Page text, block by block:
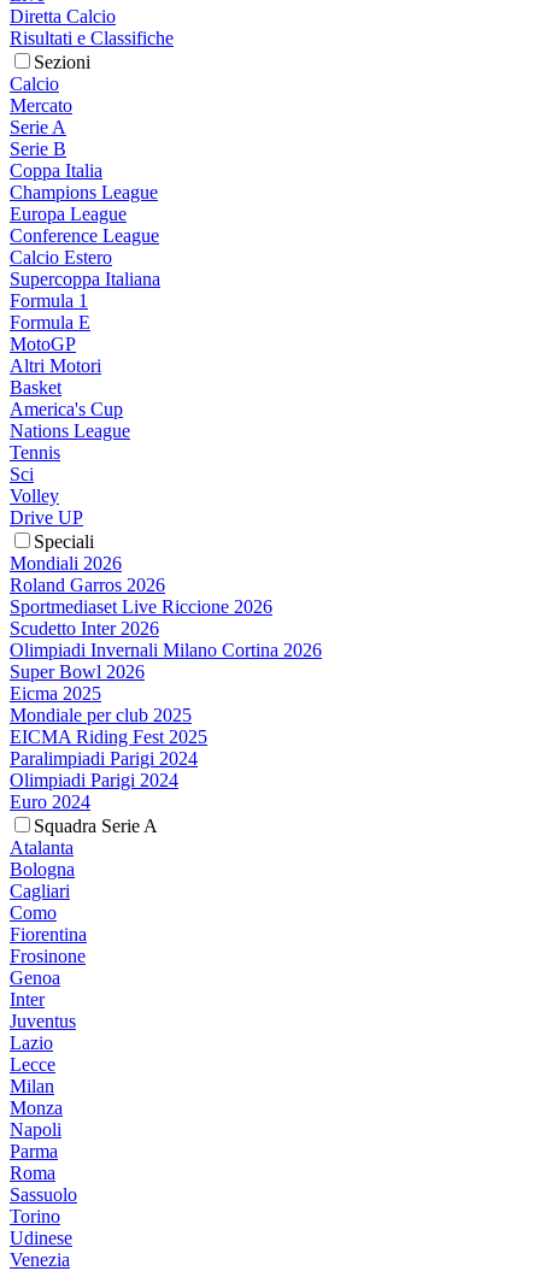
Diretta Calcio
Risultati e Classifiche
Sezioni
Calcio
Mercato
Serie A
Serie B
Coppa Italia
Champions League
Europa League
Conference League
Calcio Estero
Supercoppa Italiana
Formula 1
Formula E
MotoGP
Altri Motori
Basket
America's Cup
Nations League
Tennis
Sci
Volley
Drive UP
Speciali
Mondiali 2026
Roland Garros 2026
Sportmediaset Live Riccione 2026
Scudetto Inter 2026
Olimpiadi Invernali Milano Cortina 2026
Super Bowl 2026
Eicma 2025
Mondiale per club 2025
EICMA Riding Fest 2025
Paralimpiadi Parigi 2024
Olimpiadi Parigi 2024
Euro 2024
Squadra Serie A
Atalanta
Bologna
Cagliari
Como
Fiorentina
Frosinone
Genoa
Inter
Juventus
Lazio
Lecce
Milan
Monza
Napoli
Parma
Roma
Sassuolo
Torino
Udinese
Venezia